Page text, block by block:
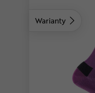
Warianty